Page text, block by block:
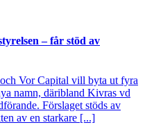
– får stöd av
Vor Capital vill byta ut fyra
namn, däribland Kivras vd
Förslaget stöds av
av en starkare [...]